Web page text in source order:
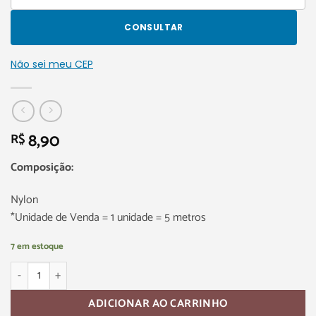
CONSULTAR
Não sei meu CEP
R$8,90
Composição:
Nylon
*Unidade de Venda = 1 unidade = 5 metros
7 em estoque
ADICIONAR AO CARRINHO